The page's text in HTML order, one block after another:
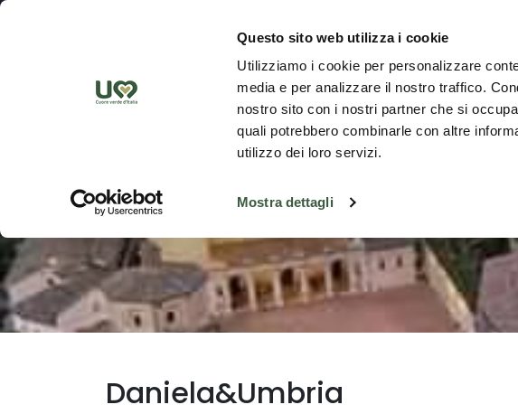
Questo sito web utilizza i cookie
Utilizziamo i cookie per personalizzare
media e per analizzare il nostro traffico.
nostro sito con i nostri partner che si
quali potrebbero combinarle con altre
utilizzo dei loro servizi.
Mostra dettagli
Découvrez la région
Daniela&Umbria